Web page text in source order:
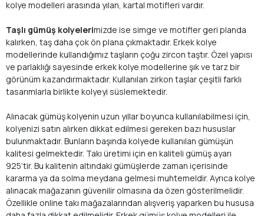
kolye modelleri arasında yılan, kartal motifleri vardır.
Taşlı gümüş kolyelerimizde ise simge ve motifler geri planda
kalırken, taş daha çok ön plana çıkmaktadır. Erkek kolye
modellerinde kullandığımız taşların çoğu zircon taştır. Özel yapısı
ve parlaklığı sayesinde erkek kolye modellerine şık ve tarz bir
görünüm kazandırmaktadır. Kullanılan zirkon taşlar çeşitli farklı
tasarımlarla birlikte kolyeyi süslemektedir.
Alınacak gümüş kolyenin uzun yıllar boyunca kullanılabilmesi için,
kolyenizi satın alırken dikkat edilmesi gereken bazı hususlar
bulunmaktadır. Bunların başında kolyede kullanılan gümüşün
kalitesi gelmektedir. Takı üretimi için en kaliteli gümüş ayarı
925’tir. Bu kalitenin altındaki gümüşlerde zaman içerisinde
kararma ya da solma meydana gelmesi muhtemeldir. Ayrıca kolye
alınacak mağazanın güvenilir olmasına da özen gösterilmelidir.
Özellikle online takı mağazalarından alışveriş yaparken bu hususa